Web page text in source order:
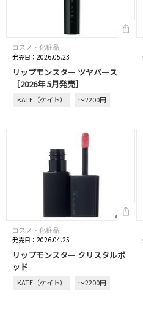
コスメ・化粧品
発売日：2026.05.23
リップモンスター ツヤバース
［2026年 5月発売］
KATE（ケイト） ～2200円
コスメ・化粧品
発売日：2026.04.25
リップモンスター クリスタルポ
ッド
KATE（ケイト） ～2200円